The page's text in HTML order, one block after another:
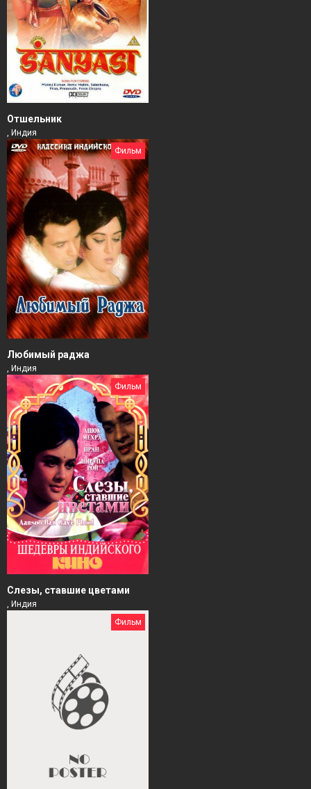
Отшельник
, Индия
Фильм
Любимый раджа
, Индия
Фильм
Слезы, ставшие цветами
, Индия
Фильм